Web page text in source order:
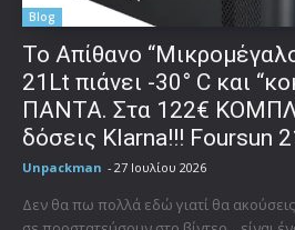
Blog
Το Απίθανο
21Lt πιάνει -30° C και
ΠΑΝΤΑ. Στα 122€
δόσεις Klarna!!! Foursun
Unpackman - 27 Ιουλίου 2026
Δεν θα πω πολλά εδώ γιατί θα